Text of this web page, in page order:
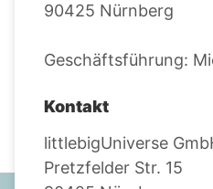
90425 Nürnberg
Geschäftsführung:
Kontakt
littlebigUniverse
Pretzfelder Str. 15